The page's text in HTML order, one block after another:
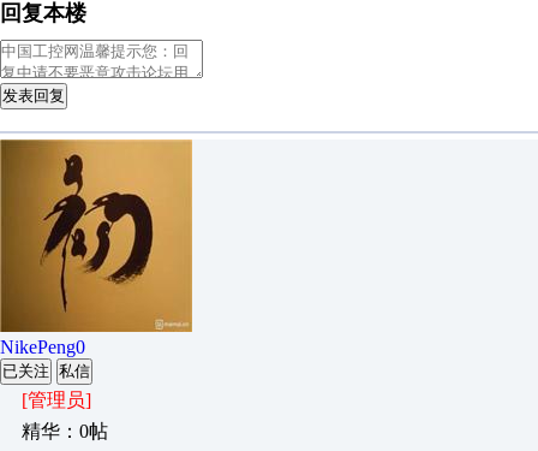
回复本楼
发表回复
NikePeng0
已关注 私信
[管理员]
精华：0帖